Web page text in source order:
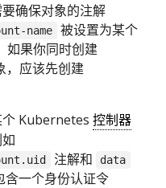
确保对象的注解
name
被设置为某个
如果你同时创建
，应该先创建
个 Kubernetes 控制器
注解和 data
含一个身份认证令